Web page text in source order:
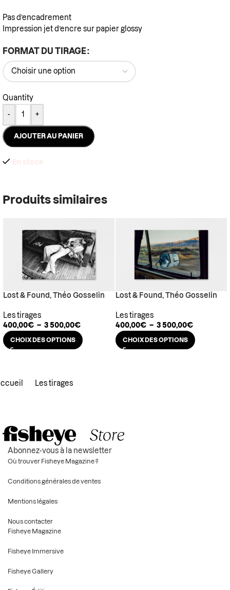
Pas d’encadrement
Impression jet d’encre sur papier glossy
FORMAT DU TIRAGE
Quantity
- +
AJOUTER AU PANIER
Produits similaires
Lost & Found, Théo Gosselin
Les tirages
400,00€ – 3 500,00€
CHOIX DES OPTIONS
Lost & Found, Théo Gosselin
Les tirages
400,00€ – 3 500,00€
CHOIX DES OPTIONS
Les tirages
Abonnez-vous à la newsletter
Où trouver Fisheye Magazine ?
Conditions générales de ventes
Mentions légales
Nous contacter
Fisheye Magazine
Fisheye Immersive
Fisheye Gallery